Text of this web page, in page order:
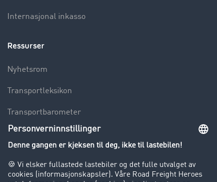
Internasjonal inkasso
Ressurser
Nyhetsrom
Transportleksikon
Transportbarometer
Innsyn i fraktbørsen
Bedriften